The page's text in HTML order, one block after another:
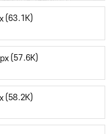
(63.1K)
(57.6K)
(58.2K)